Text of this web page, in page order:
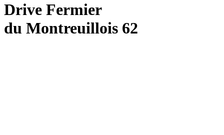
Drive Fermier
du Montreuillois 62